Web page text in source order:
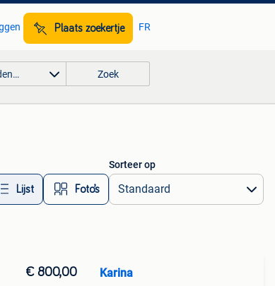
Plaats zoekertje FR
Zoek
Lijst Foto’s
Sorteer op
€ 800,00 Karina